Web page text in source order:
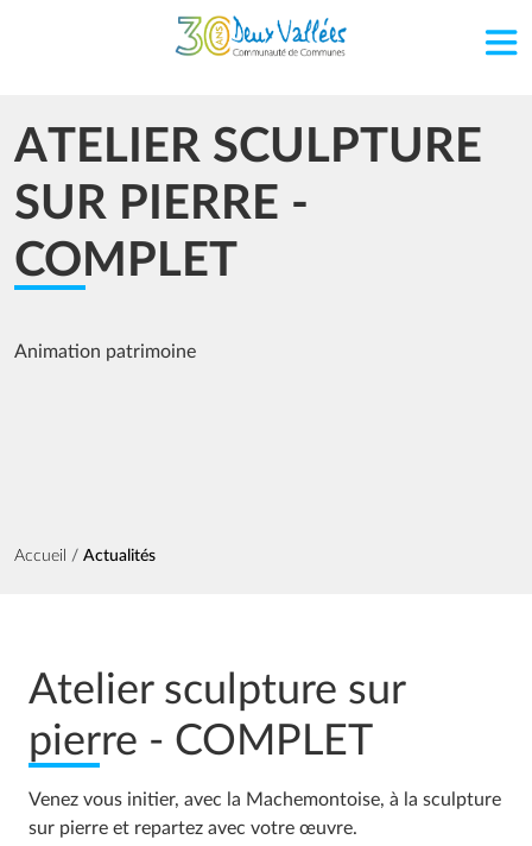
Aller au contenu principal
ATELIER SCULPTURE
SUR PIERRE -
COMPLET
Animation patrimoine
Fil d'Ariane
Accueil Actualités
Atelier sculpture sur
pierre - COMPLET
Venez vous initier, avec la Machemontoise, à la sculpture
sur pierre et repartez avec votre œuvre.